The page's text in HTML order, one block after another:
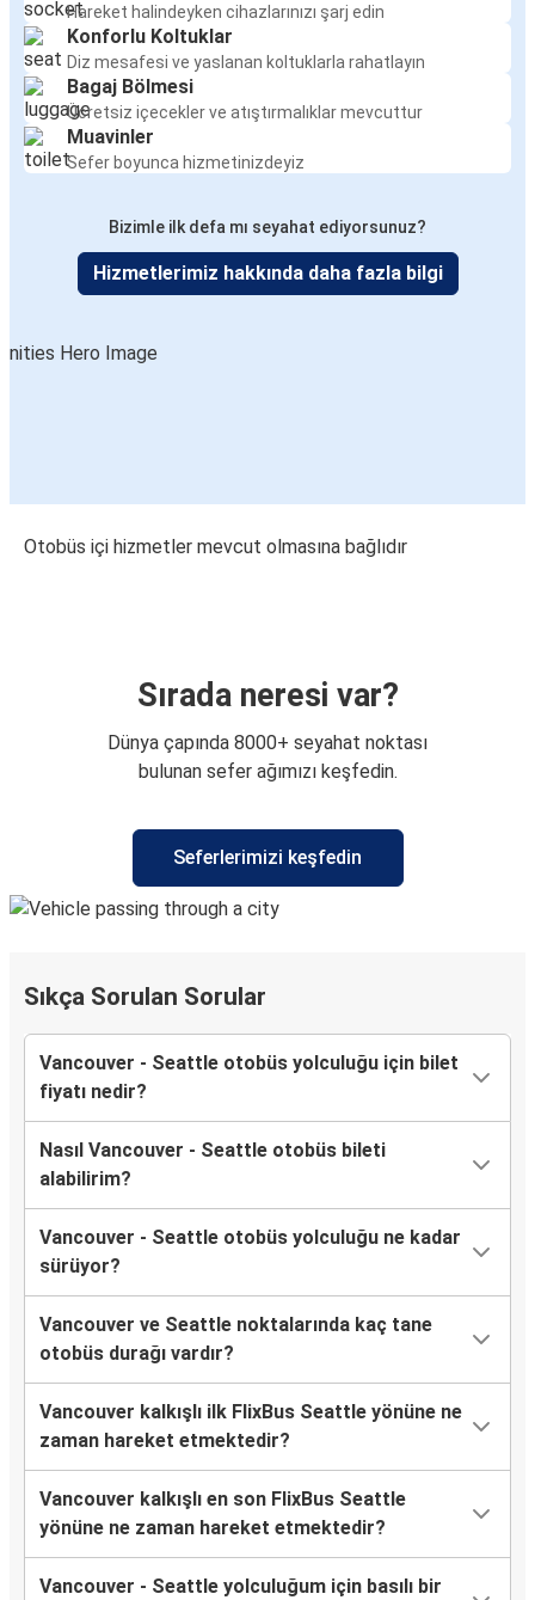
Hareket halindeyken cihazlarınızı şarj edin
Konforlu Koltuklar
Diz mesafesi ve yaslanan koltuklarla rahatlayın
Bagaj Bölmesi
Ücretsiz içecekler ve atıştırmalıklar mevcuttur
Muavinler
Sefer boyunca hizmetinizdeyiz
Bizimle ilk defa mı seyahat ediyorsunuz?
Hizmetlerimiz hakkında daha fazla bilgi
Otobüs içi hizmetler mevcut olmasına bağlıdır
Sırada neresi var?
Dünya çapında 8000+ seyahat noktası
bulunan sefer ağımızı keşfedin.
Seferlerimizi keşfedin
Sıkça Sorulan Sorular
Vancouver - Seattle otobüs yolculuğu için bilet
fiyatı nedir?
Nasıl Vancouver - Seattle otobüs bileti
alabilirim?
Vancouver - Seattle otobüs yolculuğu ne kadar
sürüyor?
Vancouver ve Seattle noktalarında kaç tane
otobüs durağı vardır?
Vancouver kalkışlı ilk FlixBus Seattle yönüne ne
zaman hareket etmektedir?
Vancouver kalkışlı en son FlixBus Seattle
yönüne ne zaman hareket etmektedir?
Vancouver - Seattle yolculuğum için basılı bir